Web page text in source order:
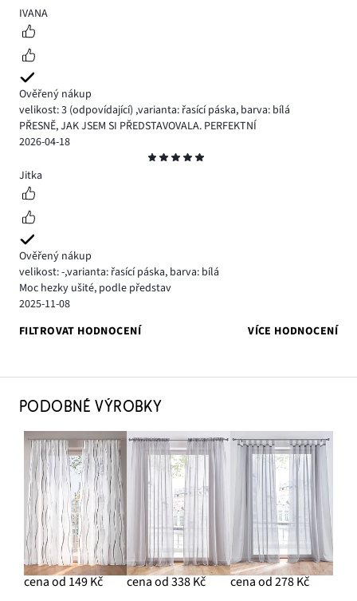
5
IVANA
Ověřený nákup
velikost: 3 (odpovídající) ,varianta: řasící páska, barva: bílá
PŘESNĚ, JAK JSEM SI PŘEDSTAVOVALA. PERFEKTNÍ
2026-04-18
5
Jitka
Ověřený nákup
velikost: -,varianta: řasící páska, barva: bílá
Moc hezky ušité, podle představ
2025-11-08
FILTROVAT HODNOCENÍ
VÍCE HODNOCENÍ
PODOBNÉ VÝROBKY
cena od 149 Kč cena od 338 Kč cena od 278 Kč